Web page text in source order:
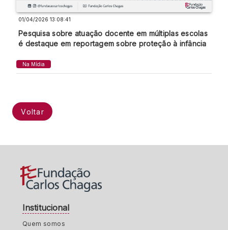
01/04/2026 13:08:41
Pesquisa sobre atuação docente em múltiplas escolas
é destaque em reportagem sobre proteção à infância
Na Mídia
Voltar
Institucional
Quem somos